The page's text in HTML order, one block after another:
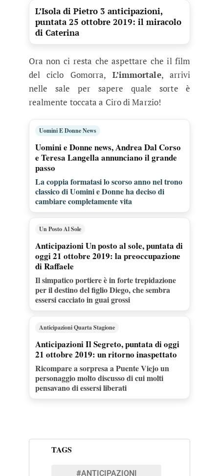
L’Isola di Pietro 3 anticipazioni,
puntata 25 ottobre 2019: il miracolo
di Caterina
Ora non ci resta che aspettare che il film
del ciclo Gomorra, L’immortale, arrivi
nelle sale per sapere quale sorte è
realmente toccata a Ciro di Marzio!
Uomini E Donne News
Uomini e Donne news, Andrea Dal Corso
e Teresa Langella annunciano il grande
passo
La coppia formatasi lo scorso anno nel trono
classico di Uomini e Donne ha deciso di
cambiare completamente vita
Un Posto Al Sole
Anticipazioni Un posto al sole, puntata di
oggi 21 ottobre 2019: la preoccupazione
di Raffaele
Il simpatico portiere è in forte trepidazione
per il destino del figlio Diego, che sembra
essersi cacciato in guai grossi
Anticipazioni Quarta Stagione
Anticipazioni Il Segreto, puntata di oggi
21 ottobre 2019: un ritorno inaspettato
Ricompare a sorpresa a Puente Viejo un
personaggio molto discusso di cui molti
pensavano di essersi liberati
TAGS